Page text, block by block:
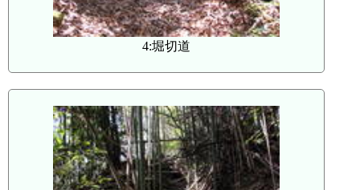
4:堀切道